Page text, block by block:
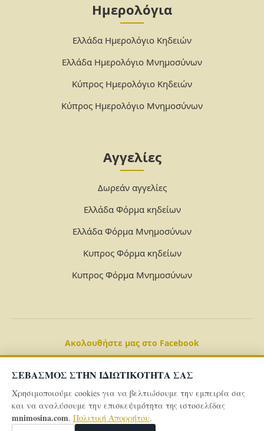
ΣΕΒΑΣΜΟΣ ΣΤΗΝ ΙΔΙΩΤΙΚΟΤΗΤΑ ΣΑΣ
Χρησιμοποιούμε cookies για να βελτιώσουμε την εμπειρία σας
και να αναλύσουμε την επισκεψιμότητα της ιστοσελίδας
mnimosina.com. Πολιτική Απορρήτου.
Ημερολόγια
Ελλάδα Ημερολόγιο Κηδειών
Ελλάδα Ημερολόγιο Μνημοσύνων
Κύπρος Ημερολόγιο Κηδειών
Κύπρος Ημερολόγιο Μνημοσύνων
Αγγελίες
Δωρεάν αγγελίες
Ελλάδα Φόρμα κηδείων
Ελλάδα Φόρμα Μνημοσύνων
Κυπρος Φόρμα κηδείων
Κυπρος Φόρμα Μνημοσύνων
Ακολουθήστε μας στο Facebook